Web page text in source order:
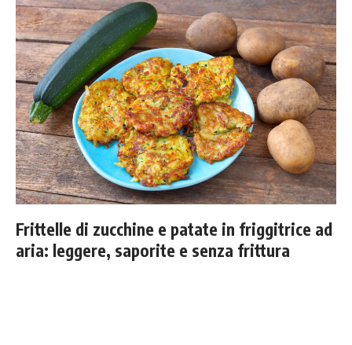
Frittelle di zucchine e patate in friggitrice ad
aria: leggere, saporite e senza frittura